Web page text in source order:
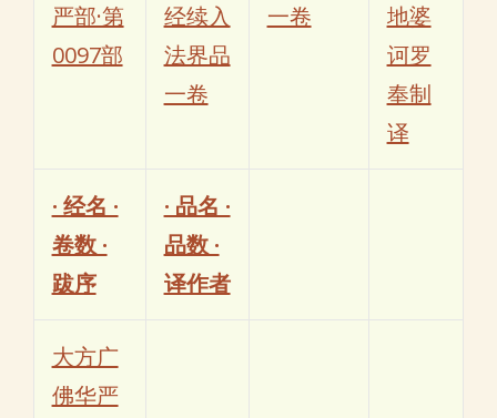
严部·第
0097部
经续入
法界品
一卷
一卷
地婆
诃罗
奉制
译
· 经名 ·
卷数 ·
跋序
· 品名 ·
品数 ·
译作者
大方广
佛华严